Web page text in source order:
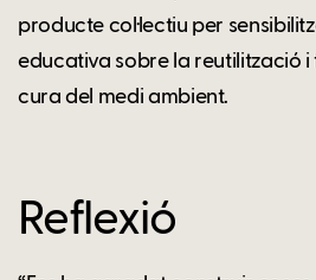
producte col·lectiu per
educativa sobre la reutilització
cura del medi ambient.
Reflexió